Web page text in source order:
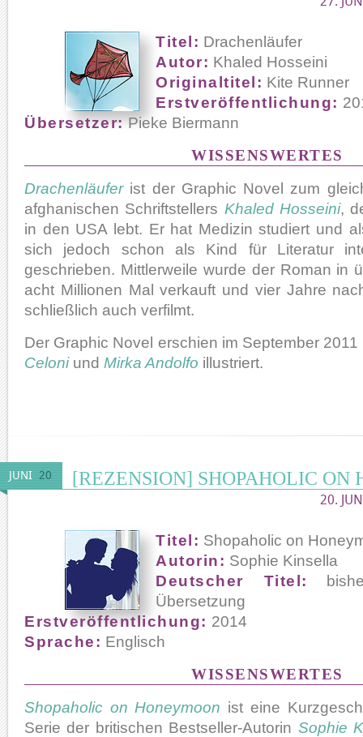
Titel: Drachenläufer
Autor: Khaled Hosseini
Originaltitel: Kite Runner
Erstveröffentlichung:
Übersetzer:Pieke Biermann
WISSENSWERTES
Drachenläuferist der Graphic Novel zum
afghanischen Schriftstellers Khaled Hosseini,
in den USA lebt. Er hat Medizin studiert und
sich jedoch schon als Kind für Literatur
geschrieben. Mittlerweile wurde der Roman in
acht Millionen Mal verkauft und vier Jahre
schließlich auch verfilmt.
Der Graphic Novel erschien im September
Celoniund Mirka Andolfo illustriert.
JUNI 20 [REZENSION] SHOPAHOLIC ON
20.
Titel: Shopaholic on
Autorin: Sophie Kinsella
Deutscher Titel:
Übersetzung
Erstveröffentlichung: 2014
Sprache: Englisch
WISSENSWERTES
Shopaholic on Honeymoon ist eine
Serie der britischen Bestseller-Autorin Sophie